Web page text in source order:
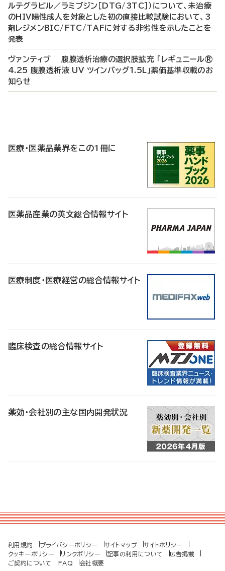
ルテグラビル／ラミブジン［DTG/3TC］）について、未治療
のHIV陽性成人を対象とした初の直接比較試験において、3
剤レジメンBIC/FTC/TAFに対する非劣性を示したことを
発表
ヴァンティブ 腹膜透析治療の選択肢拡充 「レギュニール®
4.25 腹膜透析液 UV ツインバッグ1.5L」薬価基準収載のお
知らせ
医療・医薬品業界をこの1冊に
医薬品産業の英文総合情報サイト
医療制度・医療経営の総合情報サイト
臨床検査の総合情報サイト
薬効・会社別の主な国内開発状況
利用規約 プライバシーポリシー サイトマップ
サイトポリシー
クッキーポリシー
リンクポリシー 記事の利用について
広告掲載
ご契約について
FAQ 会社概要